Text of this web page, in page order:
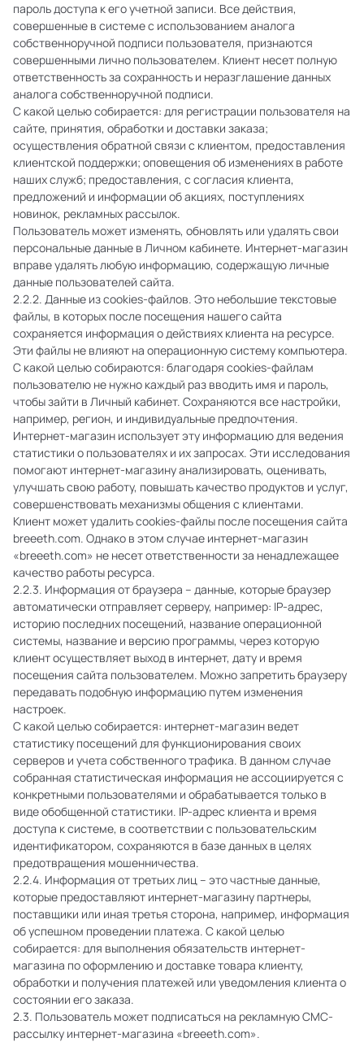
пароль доступа к его учетной записи. Все действия,
совершенные в системе с использованием аналога
собственноручной подписи пользователя, признаются
совершенными лично пользователем. Клиент несет полную
ответственность за сохранность и неразглашение данных
аналога собственноручной подписи.
С какой целью собирается: для регистрации пользователя на
сайте, принятия, обработки и доставки заказа;
осуществления обратной связи с клиентом, предоставления
клиентской поддержки; оповещения об изменениях в работе
наших служб; предоставления, с согласия клиента,
предложений и информации об акциях, поступлениях
новинок, рекламных рассылок.
Пользователь может изменять, обновлять или удалять свои
персональные данные в Личном кабинете. Интернет-магазин
вправе удалять любую информацию, содержащую личные
данные пользователей сайта.
2.2.2. Данные из cookies-файлов. Это небольшие текстовые
файлы, в которых после посещения нашего сайта
сохраняется информация о действиях клиента на ресурсе.
Эти файлы не влияют на операционную систему компьютера.
С какой целью собираются: благодаря cookies-файлам
пользователю не нужно каждый раз вводить имя и пароль,
чтобы зайти в Личный кабинет. Сохраняются все настройки,
например, регион, и индивидуальные предпочтения.
Интернет-магазин использует эту информацию для ведения
статистики о пользователях и их запросах. Эти исследования
помогают интернет-магазину анализировать, оценивать,
улучшать свою работу, повышать качество продуктов и услуг,
совершенствовать механизмы общения с клиентами.
Клиент может удалить cookies-файлы после посещения сайта
breeeth.com. Однако в этом случае интернет-магазин
«breeeth.com» не несет ответственности за ненадлежащее
качество работы ресурса.
2.2.3. Информация от браузера – данные, которые браузер
автоматически отправляет серверу, например: IP-адрес,
историю последних посещений, название операционной
системы, название и версию программы, через которую
клиент осуществляет выход в интернет, дату и время
посещения сайта пользователем. Можно запретить браузеру
передавать подобную информацию путем изменения
настроек.
С какой целью собирается: интернет-магазин ведет
статистику посещений для функционирования своих
серверов и учета собственного трафика. В данном случае
собранная статистическая информация не ассоциируется с
конкретными пользователями и обрабатывается только в
виде обобщенной статистики. IP-адрес клиента и время
доступа к системе, в соответствии с пользовательским
идентификатором, сохраняются в базе данных в целях
предотвращения мошенничества.
2.2.4. Информация от третьих лиц – это частные данные,
которые предоставляют интернет-магазину партнеры,
поставщики или иная третья сторона, например, информация
об успешном проведении платежа. С какой целью
собирается: для выполнения обязательств интернет-
магазина по оформлению и доставке товара клиенту,
обработки и получения платежей или уведомления клиента о
состоянии его заказа.
2.3. Пользователь может подписаться на рекламную СМС-
рассылку интернет-магазина «breeeth.com».